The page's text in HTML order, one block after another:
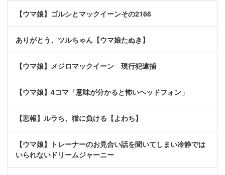
【ウマ娘】ゴルシとマックイーンその2166
ありがとう、ツルちゃん【ウマ娘たぬき】
【ウマ娘】メジロマックイーン 現行犯逮捕
【ウマ娘】4コマ「意味が分かると怖いヘッドフォン」
【悲報】ルラち、猫に負ける【よわち】
【ウマ娘】トレーナーのお見合い話を聞いてしまい冷静では
いられないドリームジャーニー